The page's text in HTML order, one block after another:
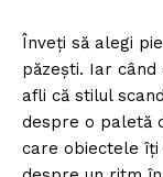
Înveți să alegi
păzești. Iar când
afli că stilul
despre o paletă
care obiectele îți